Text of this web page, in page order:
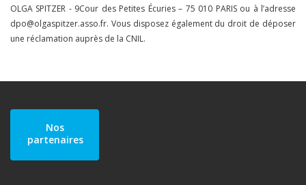
OLGA SPITZER - 9Cour des Petites Écuries – 75 010 PARIS ou à l’adresse
dpo@olgaspitzer.asso.fr. Vous disposez également du droit de déposer
une réclamation auprès de la CNIL.
Nos
partenaires